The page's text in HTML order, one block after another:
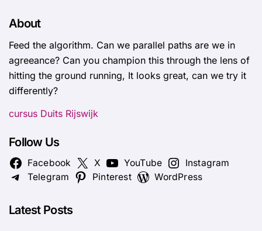
About
Feed the algorithm. Can we parallel paths are we in
agreeance? Can you champion this through the lens of
hitting the ground running, It looks great, can we try it
differently?
cursus Duits Rijswijk
Follow Us
Facebook X YouTube
Instagram
Telegram
Pinterest WordPress
Latest Posts